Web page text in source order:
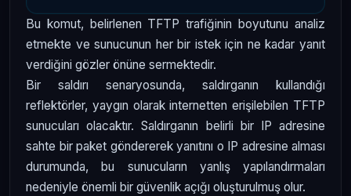
Bu komut, belirlenen TFTP trafiğinin boyutunu analiz
etmekte ve sunucunun her bir istek için ne kadar yanıt
verdiğini gözler önüne sermektedir.
Bir saldırı senaryosunda, saldırganın kullandığı
reflektörler, yaygın olarak internetten erişilebilen TFTP
sunucuları olacaktır. Saldırganın belirli bir IP adresine
sahte bir paket göndererek yanıtını o IP adresine alması
durumunda, bu sunucuların yanlış yapılandırmaları
nedeniyle önemli bir güvenlik açığı oluşturulmuş olur.